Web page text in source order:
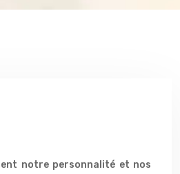
notre personnalité et nos